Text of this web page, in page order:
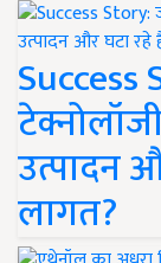
Success
उत्पादन
लागत?